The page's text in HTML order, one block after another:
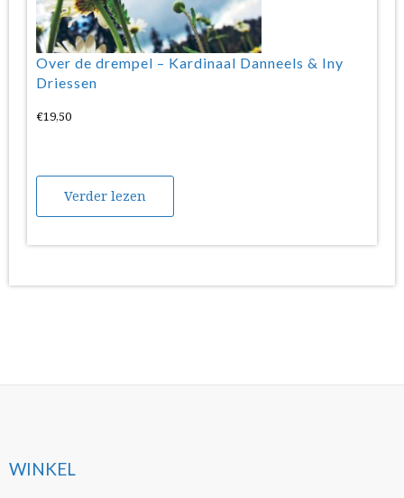
Over de drempel – Kardinaal Danneels & Iny
Driessen
€19,50
Verder lezen
WINKEL